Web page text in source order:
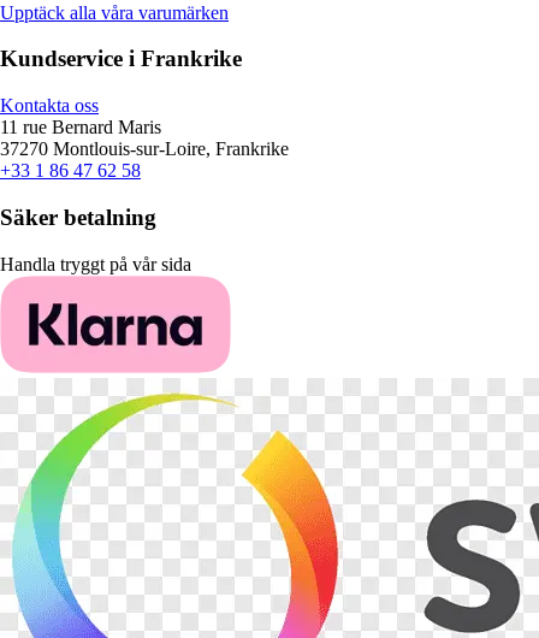
Upptäck alla våra varumärken
Kundservice i Frankrike
Kontakta oss
11 rue Bernard Maris
37270 Montlouis-sur-Loire, Frankrike
+33 1 86 47 62 58
Säker betalning
Handla tryggt på vår sida